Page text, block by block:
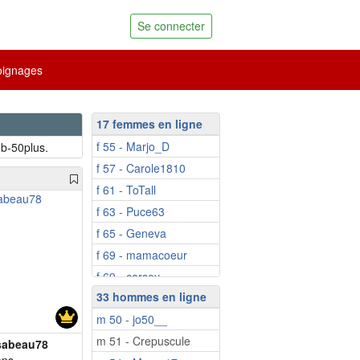
Se connecter
50plus.
17 femmes en ligne
f 55 - Marjo_D
f 57 - Carole1810
f 61 - ToTall
f 63 - Puce63
f 65 - Geneva
f 69 - mamacoeur
f 69 - carsey
f 80 - Mimiela
f 54 - coolly
f 57 - Samiyaya
33 hommes en ligne
m 50 - jo50__
m 51 - Crepuscule